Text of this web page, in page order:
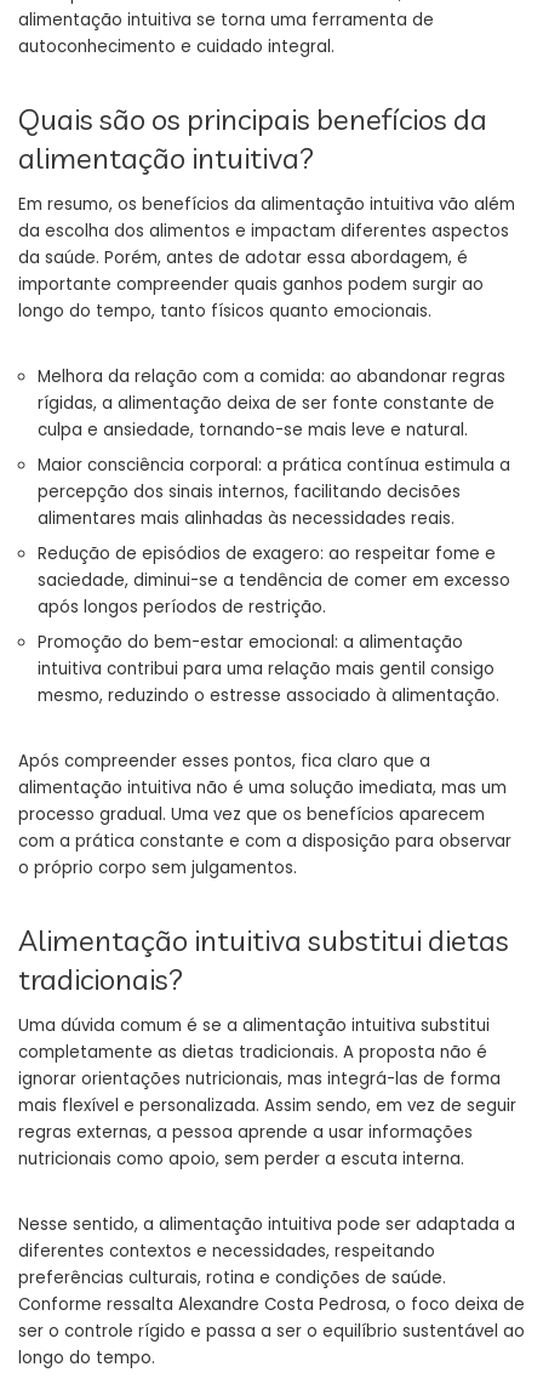
alimentação intuitiva se torna uma ferramenta de
autoconhecimento e cuidado integral.
Quais são os principais benefícios da
alimentação intuitiva?
Em resumo, os benefícios da alimentação intuitiva vão além
da escolha dos alimentos e impactam diferentes aspectos
da saúde. Porém, antes de adotar essa abordagem, é
importante compreender quais ganhos podem surgir ao
longo do tempo, tanto físicos quanto emocionais.
Melhora da relação com a comida: ao abandonar regras
rígidas, a alimentação deixa de ser fonte constante de
culpa e ansiedade, tornando-se mais leve e natural.
Maior consciência corporal: a prática contínua estimula a
percepção dos sinais internos, facilitando decisões
alimentares mais alinhadas às necessidades reais.
Redução de episódios de exagero: ao respeitar fome e
saciedade, diminui-se a tendência de comer em excesso
após longos períodos de restrição.
Promoção do bem-estar emocional: a alimentação
intuitiva contribui para uma relação mais gentil consigo
mesmo, reduzindo o estresse associado à alimentação.
Após compreender esses pontos, fica claro que a
alimentação intuitiva não é uma solução imediata, mas um
processo gradual. Uma vez que os benefícios aparecem
com a prática constante e com a disposição para observar
o próprio corpo sem julgamentos.
Alimentação intuitiva substitui dietas
tradicionais?
Uma dúvida comum é se a alimentação intuitiva substitui
completamente as dietas tradicionais. A proposta não é
ignorar orientações nutricionais, mas integrá-las de forma
mais flexível e personalizada. Assim sendo, em vez de seguir
regras externas, a pessoa aprende a usar informações
nutricionais como apoio, sem perder a escuta interna.
Nesse sentido, a alimentação intuitiva pode ser adaptada a
diferentes contextos e necessidades, respeitando
preferências culturais, rotina e condições de saúde.
Conforme ressalta Alexandre Costa Pedrosa, o foco deixa de
ser o controle rígido e passa a ser o equilíbrio sustentável ao
longo do tempo.